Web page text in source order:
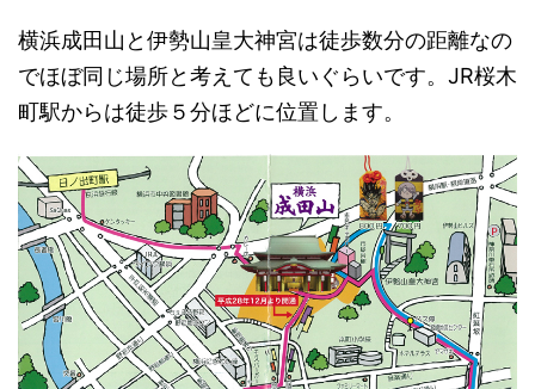
横浜成田山と伊勢山皇大神宮は徒歩数分の距離なの
でほぼ同じ場所と考えても良いぐらいです。JR桜木
町駅からは徒歩５分ほどに位置します。